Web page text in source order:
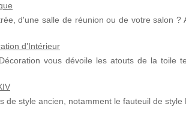
d'une salle de réunion ou de votre salon ?
d’Intérieur
vous dévoile les atouts de la toile
de style ancien, notamment le fauteuil de style